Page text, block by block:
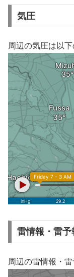
気圧
周辺の気圧は以下
雷情報・雷予
周辺の雷情報・